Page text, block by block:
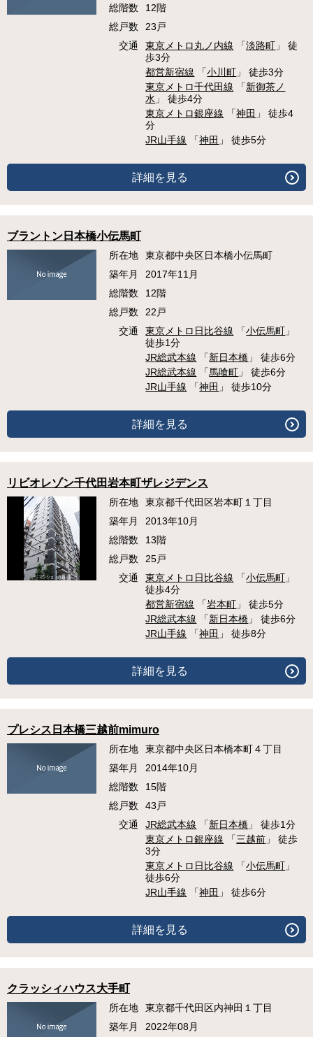
総階数
12階
総戸数
23戸
交通
東京メトロ丸ノ内線 「淡路町 」 徒
歩3分
都営新宿線 「小川町 」 徒歩3分
東京メトロ千代田線 「新御茶ノ
水 」 徒歩4分
東京メトロ銀座線 「神田 」 徒歩4
分
JR山手線 「神田 」 徒歩5分
詳細を見る
ブラントン日本橋小伝馬町
所在地
東京都中央区日本橋小伝馬町
築年月
2017年11月
総階数
12階
総戸数
22戸
交通
東京メトロ日比谷線 「小伝馬町 」
徒歩1分
JR総武本線 「新日本橋 」 徒歩6分
JR総武本線 「馬喰町 」 徒歩6分
JR山手線 「神田 」 徒歩10分
詳細を見る
リビオレゾン千代田岩本町ザレジデンス
所在地
東京都千代田区岩本町１丁目
築年月
2013年10月
総階数
13階
総戸数
25戸
交通
東京メトロ日比谷線 「小伝馬町 」
徒歩4分
都営新宿線 「岩本町 」 徒歩5分
JR総武本線 「新日本橋 」 徒歩6分
JR山手線 「神田 」 徒歩8分
詳細を見る
プレシス日本橋三越前mimuro
所在地
東京都中央区日本橋本町４丁目
築年月
2014年10月
総階数
15階
総戸数
43戸
交通
JR総武本線 「新日本橋 」 徒歩1分
東京メトロ銀座線 「三越前 」 徒歩
3分
東京メトロ日比谷線 「小伝馬町 」
徒歩6分
JR山手線 「神田 」 徒歩6分
詳細を見る
クラッシィハウス大手町
所在地
東京都千代田区内神田１丁目
築年月
2022年08月